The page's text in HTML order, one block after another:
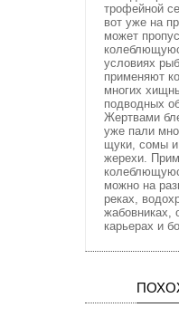
трофейной
вот уже на
может
условиях
применяют
многих
подводных
Жертвами
уже пали
щуки, сомы и
жерехи.
можно на
реках,
жабовниках,
карьерах и